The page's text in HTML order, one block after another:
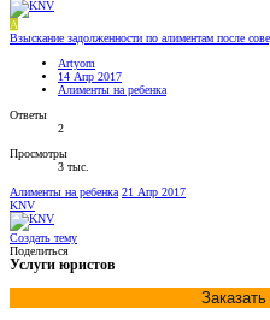
A
Взыскание задолженности по алиментам после
Artyom
14 Апр 2017
Алименты на ребенка
Ответы
2
Просмотры
3 тыс.
Алименты на ребенка 21 Апр 2017
KNV
Создать тему
Поделиться
Услуги юристов